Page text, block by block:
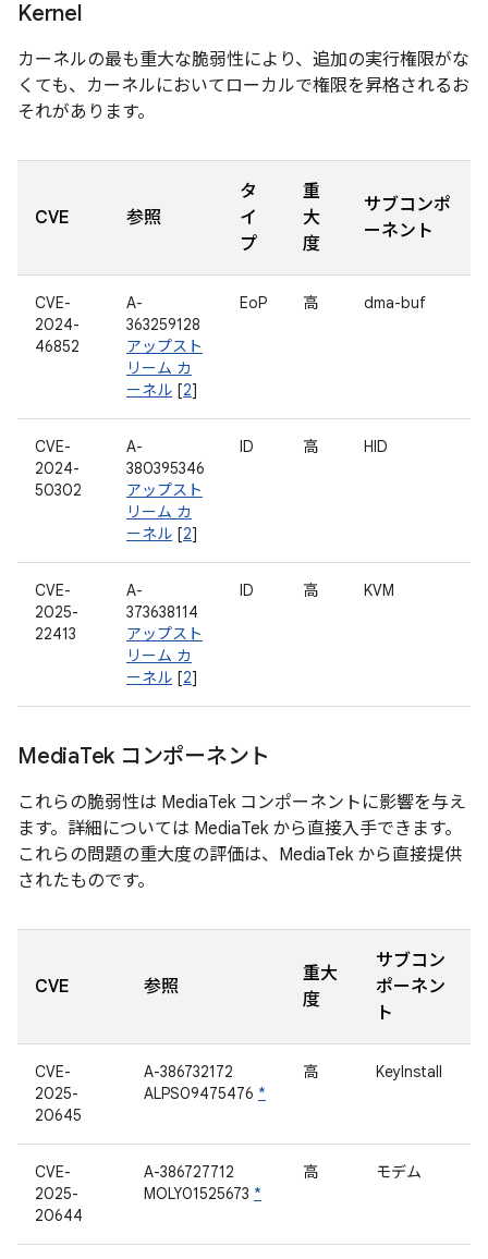
Kernel
カーネルの最も重大な脆弱性により、追加の実行権限がな
くても、カーネルにおいてローカルで権限を昇格されるお
それがあります。
CVE 参照
タ
イ
プ
重
大
度
サブコンポ
ーネント
CVE-
2024-
46852
A-
363259128
アップスト
リーム カ
ーネル [2]
EoP 高 dma-buf
CVE-
2024-
50302
A-
380395346
アップスト
リーム カ
ーネル [2]
ID 高 HID
CVE-
2025-
22413
A-
373638114
アップスト
リーム カ
ーネル [2]
ID 高 KVM
MediaTek コンポーネント
これらの脆弱性は MediaTek コンポーネントに影響を与え
ます。詳細については MediaTek から直接入手できます。
これらの問題の重大度の評価は、MediaTek から直接提供
されたものです。
CVE 参照
重大
度
サブコン
ポーネン
ト
CVE-
2025-
20645
A-386732172
ALPS09475476 *
高 KeyInstall
CVE-
2025-
20644
A-386727712
MOLY01525673 *
高 モデム